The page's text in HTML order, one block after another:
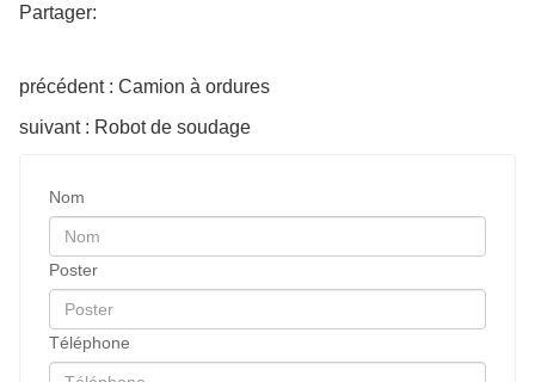
Partager:
précédent : Camion à ordures
suivant : Robot de soudage
Nom
Poster
Téléphone